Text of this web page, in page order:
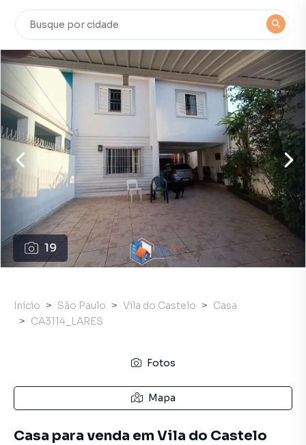
19
Início São Paulo Vila do Castelo
Casa
CA3114_LARES
Fotos
Mapa
Casa para venda em Vila do Castelo